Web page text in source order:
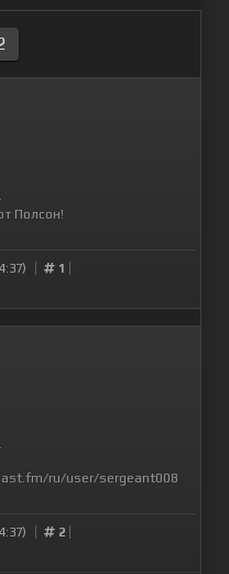
Полсон!
1
ru/user/sergeant008
2